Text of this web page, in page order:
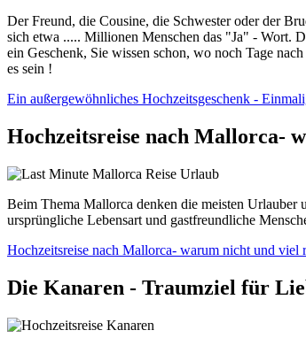
Der Freund, die Cousine, die Schwester oder der
sich etwa ..... Millionen Menschen das "Ja" - Wort.
ein Geschenk, Sie wissen schon, wo noch Tage
es sein !
Ein außergewöhnliches Hochzeitsgeschenk -
Hochzeitsreise nach Mallorca-
Beim Thema Mallorca denken die meisten Urlauber
ursprüngliche Lebensart und gastfreundliche
Hochzeitsreise nach Mallorca- warum nicht und viel
Die Kanaren - Traumziel für